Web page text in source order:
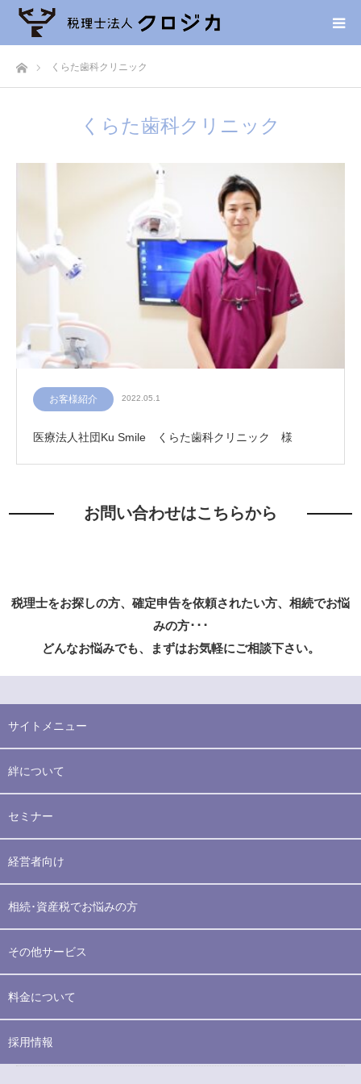
ホームくらた歯科クリニック
くらた歯科クリニック
お客様紹介 2022.05.1
医療法人社団Ku Smile くらた歯科クリニック 様
お問い合わせはこちらから
税理士をお探しの方、確定申告を依頼されたい方、相続でお悩
みの方･･･
どんなお悩みでも、まずはお気軽にご相談下さい。
サイトメニュー
絆について
セミナー
経営者向け
相続･資産税でお悩みの方
その他サービス
料金について
採用情報